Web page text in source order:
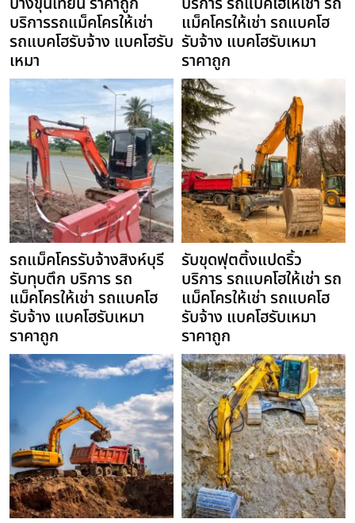
บริการรถแม็คโครให้เช่า
รถแบคโฮรับจ้าง แบคโฮรับ
เหมา
แม็คโครให้เช่า รถแบคโฮ
รับจ้าง แบคโฮรับเหมา
ราคาถูก
รถแม็คโครรับจ้างสิงห์บุรี
รับทุบตึก บริการ รถ
แม็คโครให้เช่า รถแบคโฮ
รับจ้าง แบคโฮรับเหมา
ราคาถูก
รับขุดฟุตติ้งแปดริ้ว
บริการ รถแบคโฮให้เช่า รถ
แม็คโครให้เช่า รถแบคโฮ
รับจ้าง แบคโฮรับเหมา
ราคาถูก